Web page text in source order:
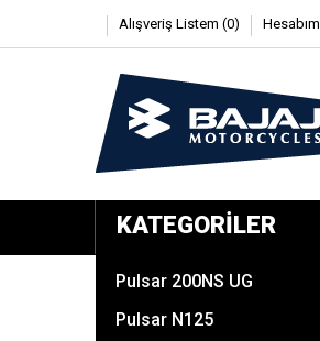
Alışveriş Listem (0) Hesabım
KATEGORILER
Pulsar 200NS UG
Pulsar N125